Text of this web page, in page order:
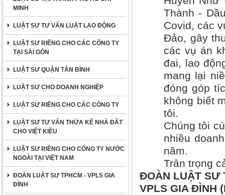
MINH
LUẬT SƯ TƯ VẤN LUẬT LAO ĐỘNG
LUẬT SƯ RIÊNG CHO CÁC CÔNG TY
TẠI SÀI GÒN
LUẬT SƯ QUẬN TÂN BÌNH
LUẬT SƯ CHO DOANH NGHIỆP
LUẬT SƯ RIÊNG CHO CÁC CÔNG TY
LUẬT SƯ TƯ VẤN THỪA KẾ NHÀ ĐẤT
CHO VIỆT KIỀU
LUẬT SƯ RIÊNG CHO CÔNG TY NƯỚC
NGOÀI TẠI VIỆT NAM
ĐOÀN LUẬT SƯ TPHCM - VPLS GIA
ĐÌNH
Thành -
Covid, các
Đảo, gây
các vụ án
đai, lao
mang lại
đóng góp
không biết
tôi.
Chúng tôi
nhiều
năm.
Trân trọng
ĐOÀN LUẬT SƯ
VPLS GIA ĐÌNH